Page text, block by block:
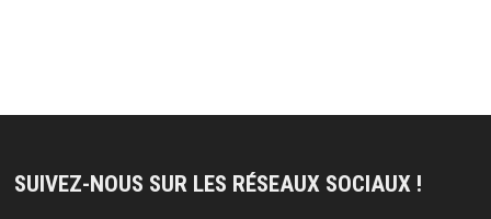
SUIVEZ-NOUS SUR LES RÉSEAUX SOCIAUX !